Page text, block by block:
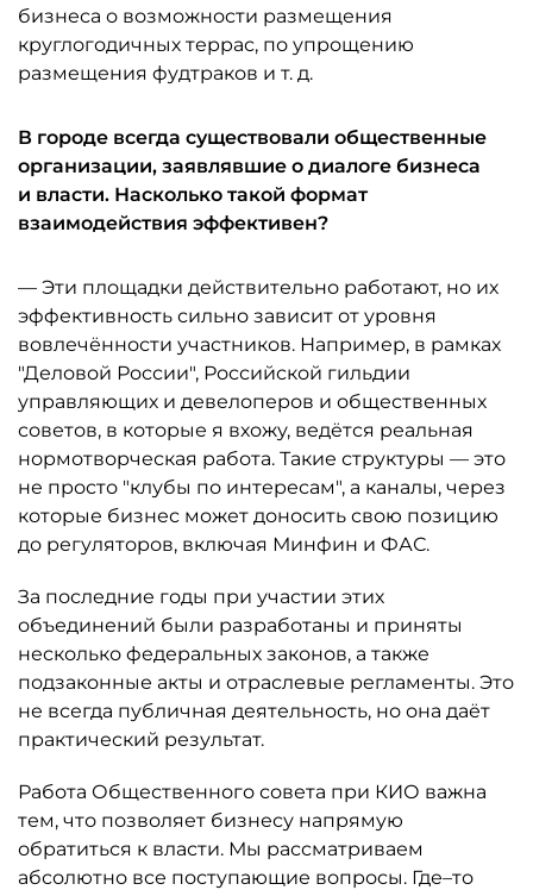
бизнеса о возможности размещения
круглогодичных террас, по упрощению
размещения фудтраков и т. д.
В городе всегда существовали общественные
организации, заявлявшие о диалоге бизнеса
и власти. Насколько такой формат
взаимодействия эффективен?
— Эти площадки действительно работают, но их
эффективность сильно зависит от уровня
вовлечённости участников. Например, в рамках
"Деловой России", Российской гильдии
управляющих и девелоперов и общественных
советов, в которые я вхожу, ведётся реальная
нормотворческая работа. Такие структуры — это
не просто "клубы по интересам", а каналы, через
которые бизнес может доносить свою позицию
до регуляторов, включая Минфин и ФАС.
За последние годы при участии этих
объединений были разработаны и приняты
несколько федеральных законов, а также
подзаконные акты и отраслевые регламенты. Это
не всегда публичная деятельность, но она даёт
практический результат.
Работа Общественного совета при КИО важна
тем, что позволяет бизнесу напрямую
обратиться к власти. Мы рассматриваем
абсолютно все поступающие вопросы. Где–то